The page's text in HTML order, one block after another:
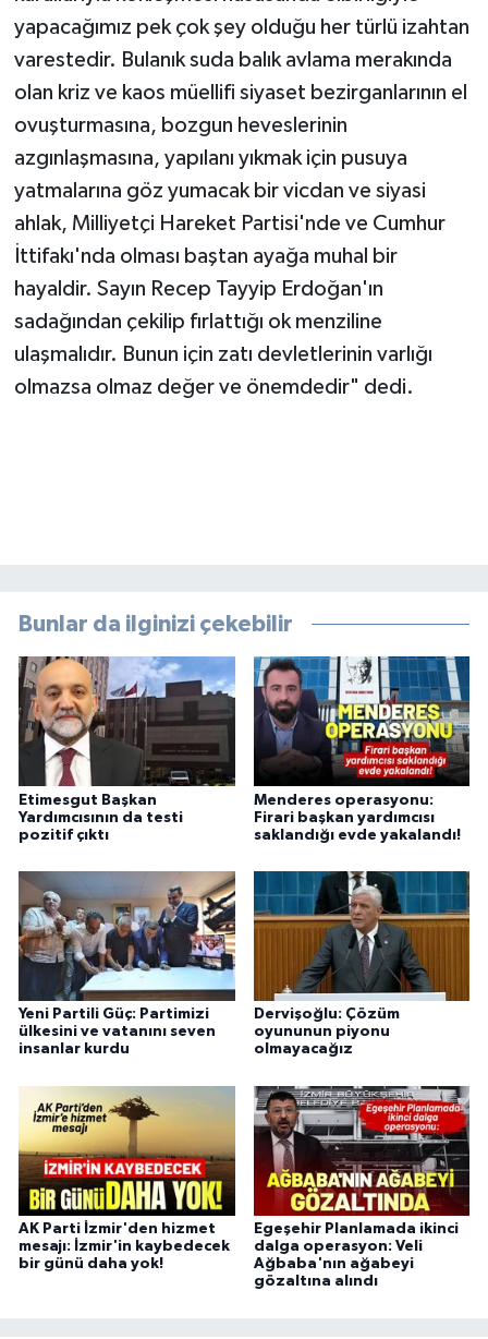
yapacağımız pek çok şey olduğu her türlü izahtan
varestedir. Bulanık suda balık avlama merakında
olan kriz ve kaos müellifi siyaset bezirganlarının el
ovuşturmasına, bozgun heveslerinin
azgınlaşmasına, yapılanı yıkmak için pusuya
yatmalarına göz yumacak bir vicdan ve siyasi
ahlak, Milliyetçi Hareket Partisi'nde ve Cumhur
İttifakı'nda olması baştan ayağa muhal bir
hayaldir. Sayın Recep Tayyip Erdoğan'ın
sadağından çekilip fırlattığı ok menziline
ulaşmalıdır. Bunun için zatı devletlerinin varlığı
olmazsa olmaz değer ve önemdedir" dedi.
Bunlar da ilginizi çekebilir
Etimesgut Başkan
Yardımcısının da testi
pozitif çıktı
Menderes operasyonu:
Firari başkan yardımcısı
saklandığı evde yakalandı!
Yeni Partili Güç: Partimizi
ülkesini ve vatanını seven
insanlar kurdu
Dervişoğlu: Çözüm
oyununun piyonu
olmayacağız
AK Parti İzmir'den hizmet
mesajı: İzmir'in kaybedecek
bir günü daha yok!
Egeşehir Planlamada ikinci
dalga operasyon: Veli
Ağbaba'nın ağabeyi
gözaltına alındı